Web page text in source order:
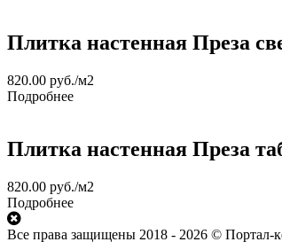
Плитка настенная Преза
820.00 руб./м2
Подробнее
Плитка настенная Преза
820.00 руб./м2
Подробнее
Все права защищены 2018 - 2026 © Портал-